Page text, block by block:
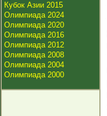
Кубок Азии 2015
Олимпиада 2024
Олимпиада 2020
Олимпиада 2016
Олимпиада 2012
Олимпиада 2008
Олимпиада 2004
Олимпиада 2000